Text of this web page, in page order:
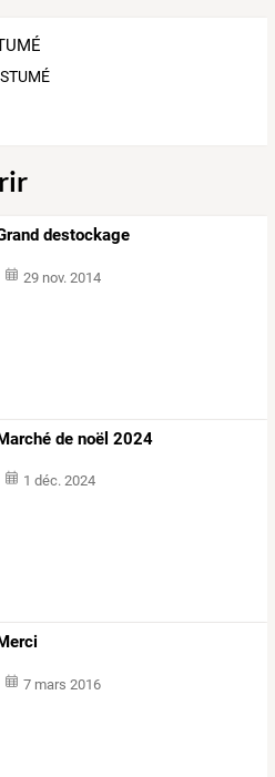
destockage
29 nov. 2014
de noël 2024
1 déc. 2024
7 mars 2016